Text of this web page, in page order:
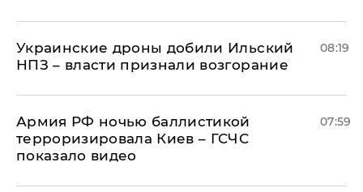
Украинские дроны добили Ильский
НПЗ – власти признали возгорание
08:19
Армия РФ ночью баллистикой
терроризировала Киев – ГСЧС
показало видео
07:59